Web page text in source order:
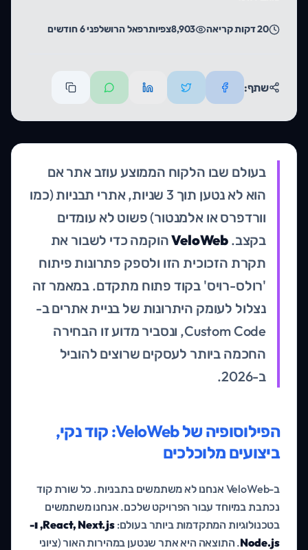
20דקות קריאה 8,903צפיותרפאל הרושלפני 6 חודשים
שתף:
בעולם שבו הלקוח הממוצע עוזב אתר אם
הוא לא נטען תוך 3 שניות, אתרי תבניות (כמו
וורדפרס או אלמנטור) פשוט לא עומדים
בקצב. VeloWebהוקמה כדי לשבור את
תקרת הזכוכית הזו ולספק פתרונות פיתוח
'רולס-רויס' בקוד פתוח מתקדם. במאמר זה
נצלול לעומק היתרונות של בניית אתרים ב-
Custom Code, ונסביר מדוע זו הבחירה
החכמה ביותר לעסקים שרוצים להוביל
ב-2026.
הפילוסופיה של VeloWeb: קוד נקי,
ביצועים מלוכלכים
ב-VeloWeb אנחנו לא משתמשים בתבניות. כל שורת קוד
נכתבת במיוחד עבור הפרויקט שלכם. אנחנו משתמשים
בטכנולוגיות המתקדמות ביותר בעולם:
React, Next.js, ו-
Node.js. התוצאה היא אתר שנטען במהירות האור (ציוני